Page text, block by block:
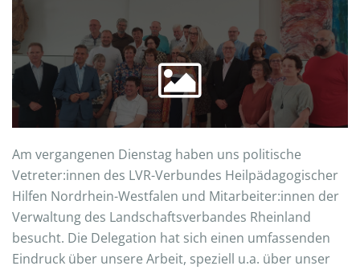
Am vergangenen Dienstag haben uns politische
Vetreter:innen des LVR-Verbundes Heilpädagogischer
Hilfen Nordrhein-Westfalen und Mitarbeiter:innen der
Verwaltung des Landschaftsverbandes Rheinland
besucht. Die Delegation hat sich einen umfassenden
Eindruck über unsere Arbeit, speziell u.a. über unser